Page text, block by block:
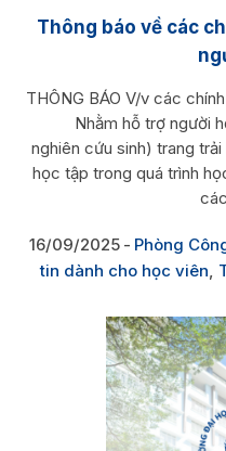
Thông báo về các
THÔNG BÁO V/v các
Nhằm hỗ trợ người
nghiên cứu sinh) trang
học tập trong quá trình
16/09/2025 Phòng
tin dành cho học viên,